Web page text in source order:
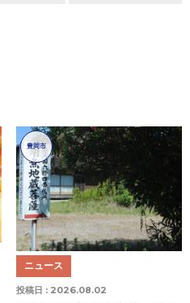
豊岡市
投稿日 : 2026.08.02
ニュース